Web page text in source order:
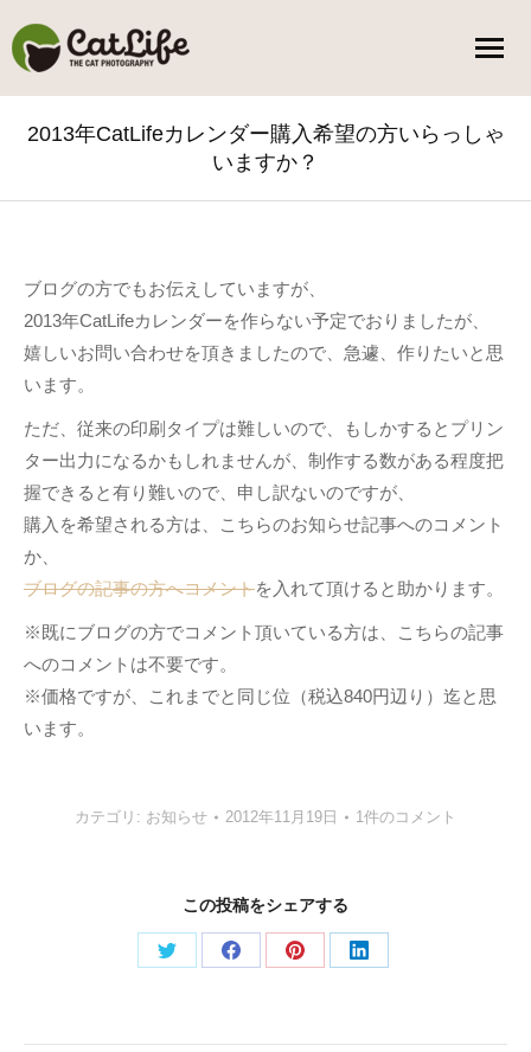
2013年CatLifeカレンダー購入希望の方いらっしゃ
いますか？
ブログの方でもお伝えしていますが、
2013年CatLifeカレンダーを作らない予定でおりましたが、
嬉しいお問い合わせを頂きましたので、急遽、作りたいと思
います。
ただ、従来の印刷タイプは難しいので、もしかするとプリン
ター出力になるかもしれませんが、制作する数がある程度把
握できると有り難いので、申し訳ないのですが、
購入を希望される方は、こちらのお知らせ記事へのコメント
か、
ブログの記事の方へコメントを入れて頂けると助かります。
※既にブログの方でコメント頂いている方は、こちらの記事
へのコメントは不要です。
※価格ですが、これまでと同じ位（税込840円辺り）迄と思
います。
カテゴリ: お知らせ 2012年11月19日 1件のコメント
この投稿をシェアする
Share
Share
Share
Share